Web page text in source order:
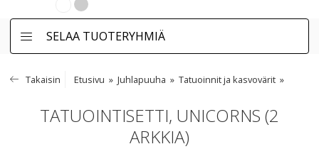
SELAA TUOTERYHMIÄ
Takaisin Etusivu Juhlapuuha Tatuoinnit ja kasvovärit
TATUOINTISETTI, UNICORNS (2
ARKKIA)